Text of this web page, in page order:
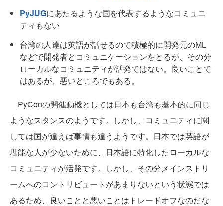
PyJUGにあたるような国を代表するようなコミュニ
ティもない
台湾の人達は英語が話せるので積極的に開発元のML
などで開発者とコミュニケーションをとるが、その分
ローカルなコミュニティが活発ではない。良いことで
はあるが、悪いところでもある。
PyConの開催動機としては日本も台湾も基本的に同じ
ようなスタンスのようです。しかし、コミュニティに関
しては国が違えば事情も違うようです。日本では英語が
堪能な人が少ないために、日本語に特化したローカルな
コミュニティが活発です。しかし、その分メインストリ
ームへのコントリビュートがあまりないという状態では
あるため、良いことと悪いことはトレードオフなのだな